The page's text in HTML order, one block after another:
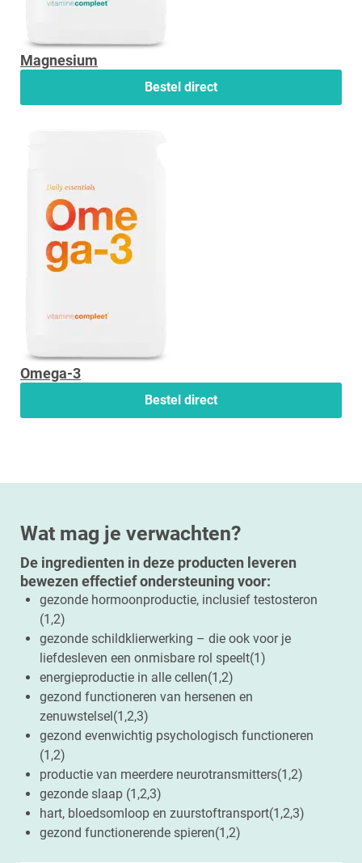
Magnesium
Bestel direct
Omega-3
Bestel direct
Wat mag je verwachten?
De ingredienten in deze producten leveren
bewezen effectief ondersteuning voor:
gezonde hormoonproductie, inclusief testosteron
(1,2)
gezonde schildklierwerking – die ook voor je
liefdesleven een onmisbare rol speelt(1)
energieproductie in alle cellen(1,2)
gezond functioneren van hersenen en
zenuwstelsel(1,2,3)
gezond evenwichtig psychologisch functioneren
(1,2)
productie van meerdere neurotransmitters(1,2)
gezonde slaap (1,2,3)
hart, bloedsomloop en zuurstoftransport(1,2,3)
gezond functionerende spieren(1,2)